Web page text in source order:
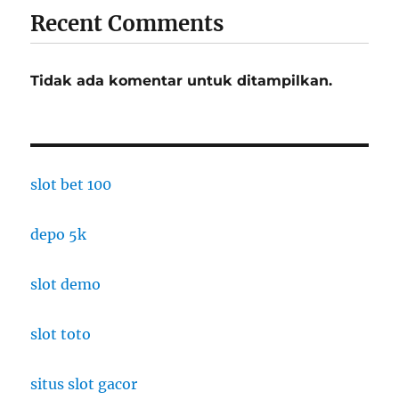
Recent Comments
Tidak ada komentar untuk ditampilkan.
slot bet 100
depo 5k
slot demo
slot toto
situs slot gacor